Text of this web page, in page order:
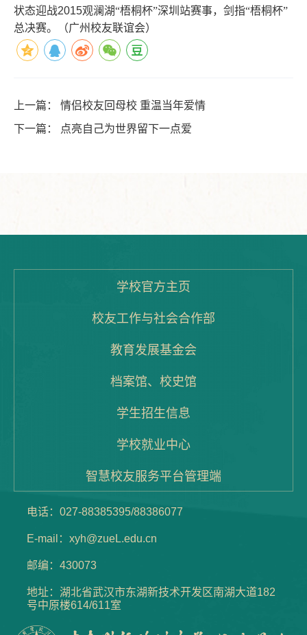
状态迎战2015观澜湖“梧桐杯”深圳站赛事，剑指“梧桐杯”
总决赛。
（广州校友联谊会）
上一篇： 情侣校友回母校 重温当年爱情
下一篇：
点亮自己为世界留下一点爱
学校官方主页
校友工作与社会合作部
教育发展基金会
档案馆、校史馆
学生招生信息
学校就业中心
智慧校友服务平台管理端
电话：027-88385395/88386077
E-mail：xyh@zueL.edu.cn
邮编：430073
地址：湖北省武汉市东湖新技术开发区南湖大道182
号中原楼614/611室